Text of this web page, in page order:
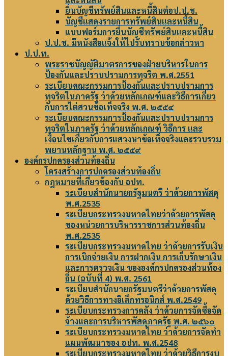
ยื่นบัญชีทรัพย์สินและหนี้สินต่อป.ป.ช.
บัญชีแสดงรายการทรัพย์สินและหนี้สิน
แบบฟอร์มการยื่นบัญชีทรัพย์สินและหนี้สิน
ป.ป.ช. มีหนังสือแจ้งให้ไปรับทราบข้อกล่าวหา
ป.ป.ท.
พระราชบัญญัติมาตรการของฝ่ายบริหารในการ
ป้องกันและปราบปรามการทุจริต พ.ศ.2551
ระเบียบคณะกรรมการป้องกันและปราบปรามการ
ทุจริตในภาครัฐ ว่าด้วยหลักเกณฑ์และวิธีการเกี่ยว
กับการไต่สวนข้อเท็จจริง พ.ศ. ๒๕๕๔
ระเบียบคณะกรรมการป้องกันและปราบปรามการ
ทุจริตในภาครัฐ ว่าด้วยหลักเกณฑ์ วิธีการ และ
เงื่อนไขเกี่ยวกับการแสวงหาข้อเท็จจริงและรวบรวม
พยานหลักฐาน พ.ศ. ๒๕๕๙
องค์กรปกครองส่วนท้องถิ่น
โครงสร้างการปกครองส่วนท้องถิ่น
กฎหมายที่เกี่ยวข้องกับ อปท.
ระเบียบสำนักนายกรัฐมนตรี ว่าด้วยการพัสดุ
พ.ศ.2535
ระเบียบกระทรวงมหาดไทยว่าด้วยการพัสดุ
ของหน่วยการบริหารราชการส่วนท้องถิ่น
พ.ศ.2535
ระเบียบกระทรวงมหาดไทย ว่าด้วยการรับเงิน
การเบิกจ่ายเงิน การฝากเงิน การเก็บรักษาเงิน
และการตรวจเงิน ขององค์กรปกครองส่วนท้อง
ถิ่น (ฉบับที่ 4) พ.ศ. 2561
ระเบียบสำนักนายกรัฐมนตรีว่าด้วยการพัสดุ
ด้วยวิธีการทางอิเล็กทรอนิกส์ พ.ศ.2549
ระเบียบกระทรวงการคลัง ว่าด้วยการจัดซื้อจัด
จ้างและการบริหารพัสดุภาครัฐ พ.ศ. ๒๕๖๐
ระเบียบกระทรวงมหาดไทย ว่าด้วยการจัดทำ
แผนพัฒนาของ อปท. พ.ศ.2548
ระเบียบกระทรวงมหาดไทย ว่าด้วยวิธีการงบ